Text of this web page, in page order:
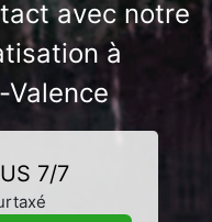
avec notre
à
7/7